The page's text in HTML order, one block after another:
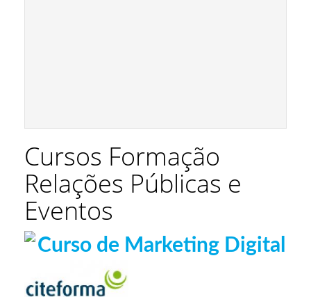
Cursos Formação
Relações Públicas e
Eventos